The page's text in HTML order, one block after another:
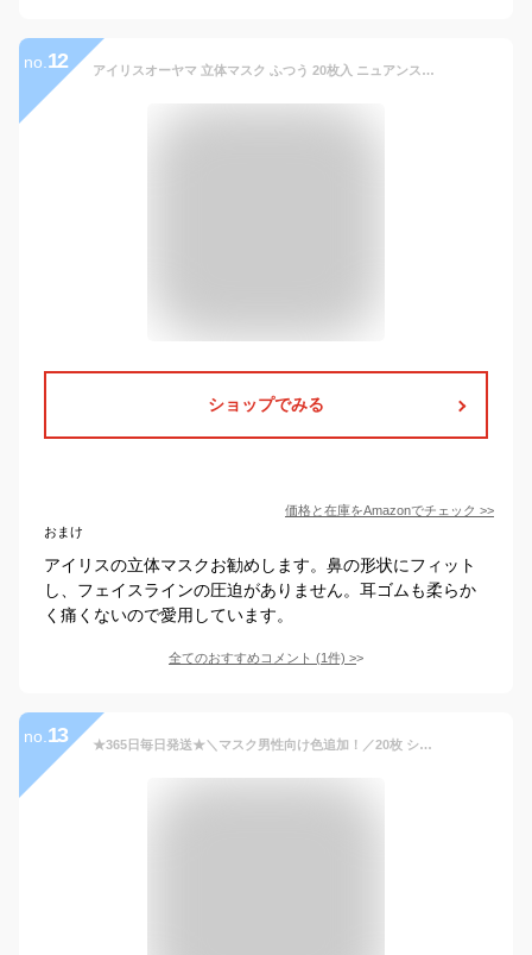
no. 12 アイリスオーヤマ 立体マスク ふつう 20枚入 ニュアンスグレー DAILY FIT MASK Filter+ 息がしやすい 小顔 ふんわり耳紐
ショップでみる
価格と在庫をAmazonでチェック >>
おまけ
アイリスの立体マスクお勧めします。鼻の形状にフィット
し、フェイスラインの圧迫がありません。耳ゴムも柔らか
く痛くないので愛用しています。
全てのおすすめコメント (1件) >
no. 13 ★365日毎日発送★＼マスク男性向け色追加！／20枚 シシベラ マスク マスク男 春季用マスク 立体マスク 不織布 血色マスク 不織布マスク カラー春季用 マスクメンズ 小顔効果 チークマスク マスク肌荒れない マスク ツートンカラー マスク耳痛くない マスクプリーツ